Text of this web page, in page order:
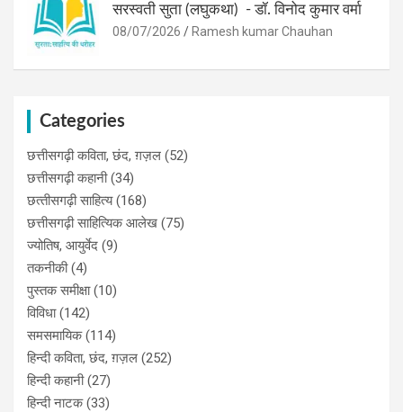
सरस्वती सुता (लघुकथा) ​- डॉ. विनोद कुमार वर्मा
08/07/2026 Ramesh kumar Chauhan
Categories
छत्तीसगढ़ी कविता, छंद, ग़ज़ल (52)
छत्तीसगढ़ी कहानी(34)
छत्‍तीसगढ़ी साहित्‍य(168)
छत्तीसगढ़ी साहित्यिक आलेख (75)
ज्योतिष, आयुर्वेद (9)
तकनीकी(4)
पुस्‍तक समीक्षा(10)
विविधा(142)
समसमायिक(114)
हिन्दी कविता, छंद, ग़ज़ल (252)
हिन्दी कहानी(27)
हिन्‍दी नाटक(33)